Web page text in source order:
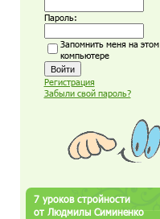
Пароль:
Запомнить меня на этом
компьютере
Регистрация
Забыли свой пароль?
7 уроков стройности
от Людмилы Симиненко